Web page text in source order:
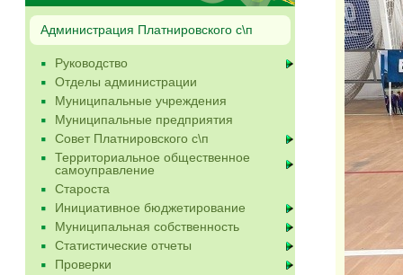
Администрация Платнировского с\п
Руководство
Отделы администрации
Муниципальные учреждения
Муниципальные предприятия
Совет Платнировского с\п
Территориальное общественное
самоуправление
Староста
Инициативное бюджетирование
Муниципальная собственность
Статистические отчеты
Проверки